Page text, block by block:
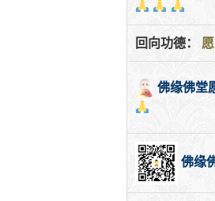
回向功德：
佛缘佛堂
佛缘